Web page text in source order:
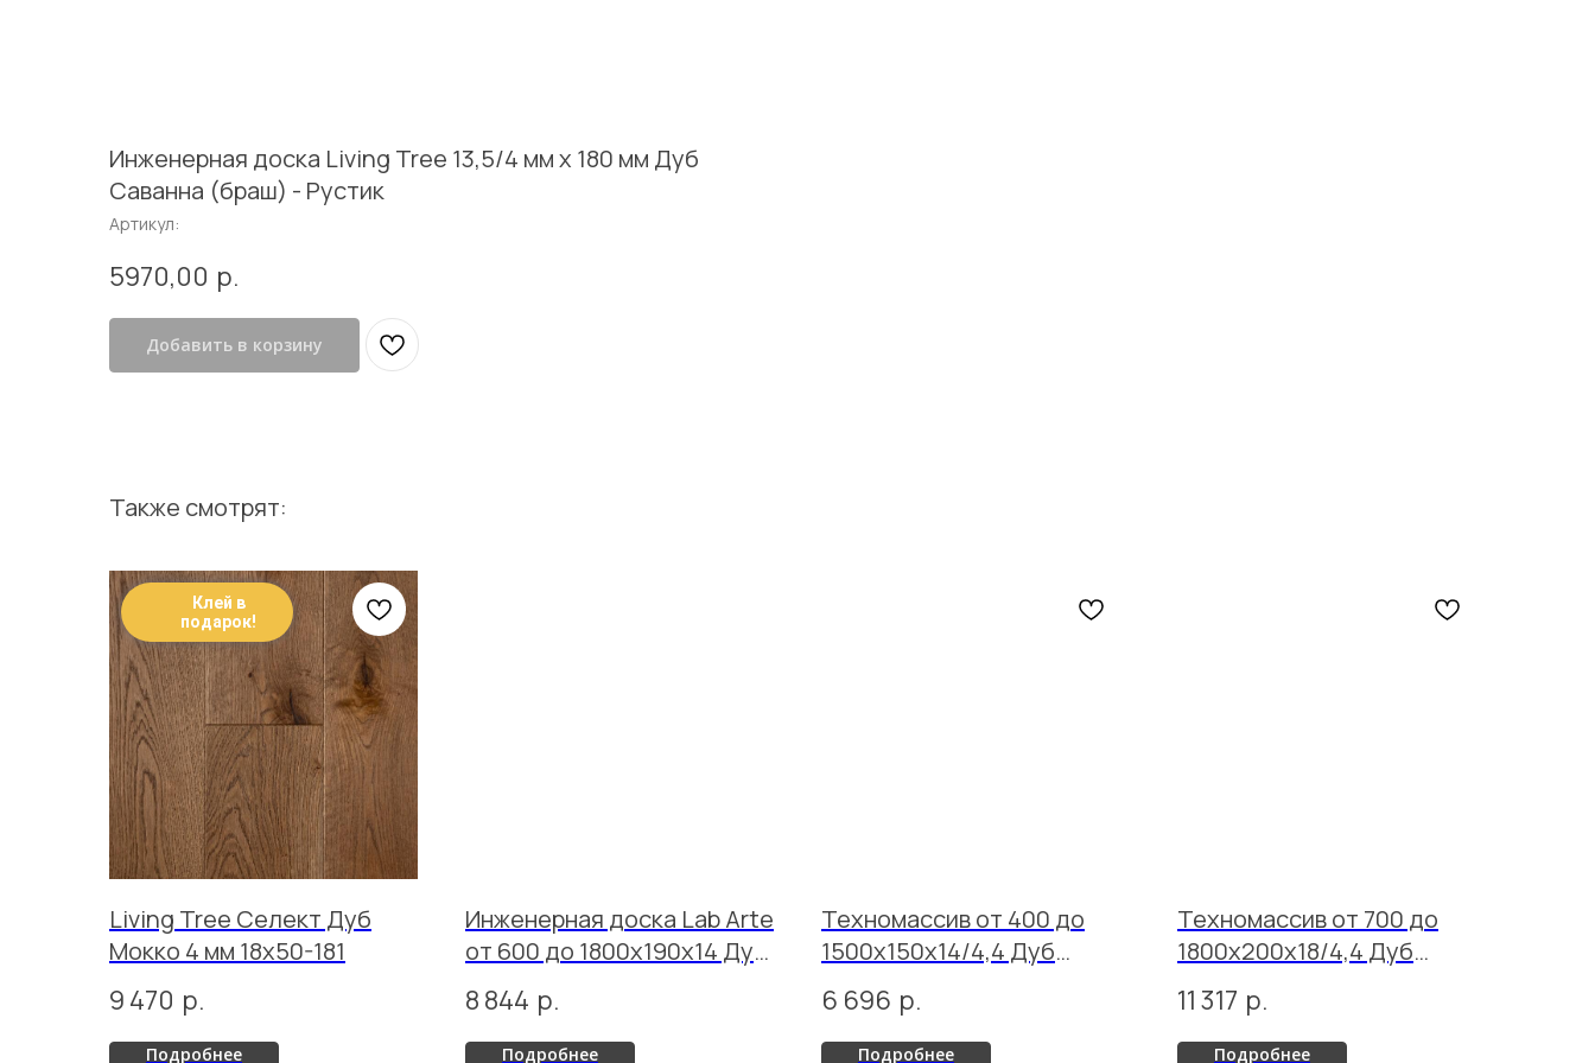
Инженерная доска Living Tree 13,5/4 мм х 180 мм Дуб
Саванна (браш) - Рустик
Артикул:
5970,00 р.
Добавить в корзину
Также смотрят:
Клей в
подарок!
Living Tree Селект Дуб
Мокко 4 мм 18x50-181
9 470 р.
Подробнее
Инженерная доска Lab Arte
от 600 до 1800х190х14 Дуб
Натур Грэйстоун лак
8 844 р.
Подробнее
Техномассив от 400 до
1500х150х14/4,4 Дуб
Ориджинал Бург лак
6 696 р.
Подробнее
Техномассив от 700 до
1800х200х18/4,4 Дуб
Селект Хани лак
11 317 р.
Подробнее